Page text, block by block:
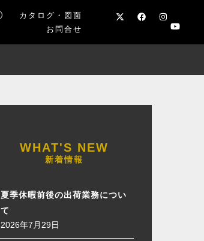
カタログ・図面
お問合せ
新着情報
夏季休暇前後の出荷業務につい
て
2026年7月29日